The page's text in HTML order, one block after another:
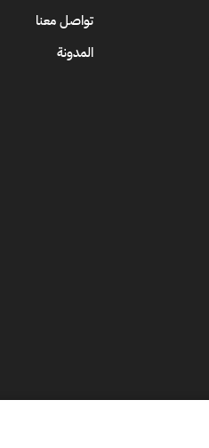
تواصل معنا
المدونة